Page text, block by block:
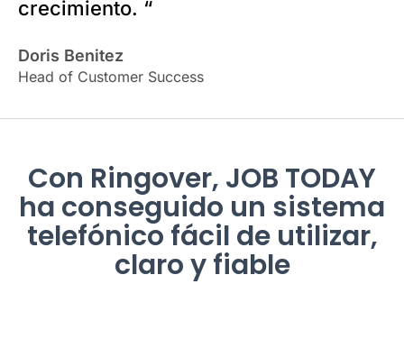
crecimiento. “
Doris Benitez
Head of Customer Success
Con Ringover, JOB TODAY
ha conseguido un sistema
telefónico fácil de utilizar,
claro y fiable